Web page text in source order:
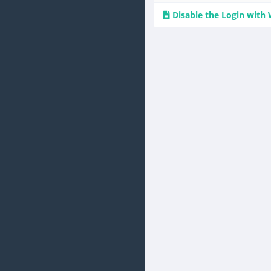
Disable the Login with